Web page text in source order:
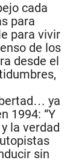
cada
para
para vivir
de los
desde el
ya
1994: “Y
la verdad
sin